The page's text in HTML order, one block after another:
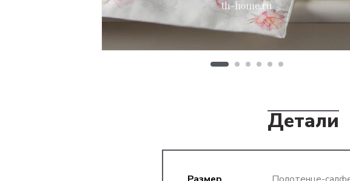
Детали